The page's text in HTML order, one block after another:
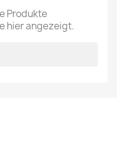
Produkte
hier angezeigt.